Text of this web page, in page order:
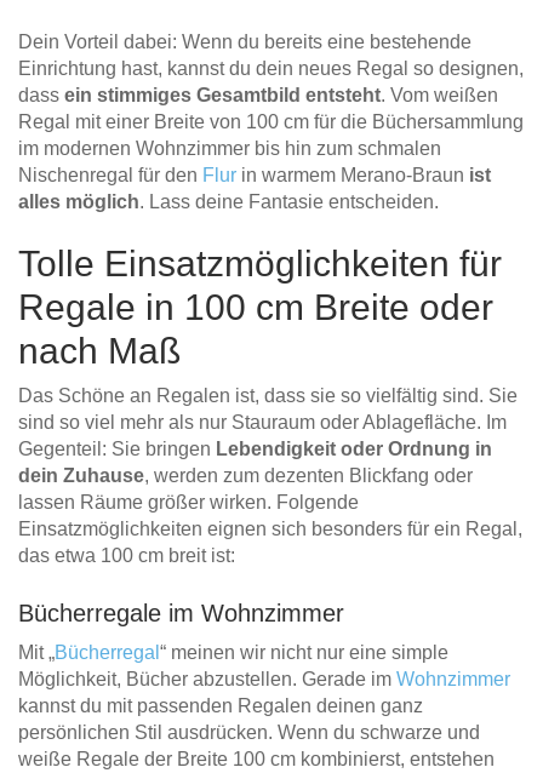
Dein Vorteil dabei: Wenn du bereits eine bestehende
Einrichtung hast, kannst du dein neues Regal so designen,
dass ein stimmiges Gesamtbild entsteht. Vom weißen
Regal mit einer Breite von 100 cm für die Büchersammlung
im modernen Wohnzimmer bis hin zum schmalen
Nischenregal für den Flur in warmem Merano-Braun ist
alles möglich. Lass deine Fantasie entscheiden.
Tolle Einsatzmöglichkeiten für
Regale in 100 cm Breite oder
nach Maß
Das Schöne an Regalen ist, dass sie so vielfältig sind. Sie
sind so viel mehr als nur Stauraum oder Ablagefläche. Im
Gegenteil: Sie bringen Lebendigkeit oder Ordnung in
dein Zuhause, werden zum dezenten Blickfang oder
lassen Räume größer wirken. Folgende
Einsatzmöglichkeiten eignen sich besonders für ein Regal,
das etwa 100 cm breit ist:
Bücherregale im Wohnzimmer
Mit „Bücherregal “ meinen wir nicht nur eine simple
Möglichkeit, Bücher abzustellen. Gerade im Wohnzimmer
kannst du mit passenden Regalen deinen ganz
persönlichen Stil ausdrücken. Wenn du schwarze und
weiße Regale der Breite 100 cm kombinierst, entstehen